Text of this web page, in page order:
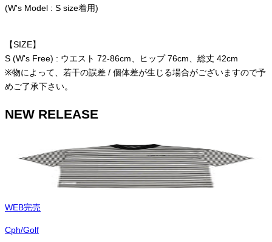
(W's Model : S size着用)
【SIZE】
S (W's Free) : ウエスト 72-86cm、ヒップ 76cm、総丈 42cm
※物によって、若干の誤差 / 個体差が生じる場合がございますので予
めご了承下さい。
NEW RELEASE
WEB完売
Cph/Golf